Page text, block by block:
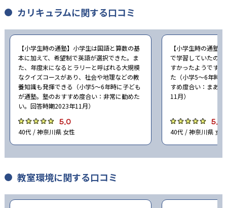
カリキュラムに関する口コミ
【小学生時の通塾】小学生は国語と算数の基
本に加えて、希望制で英語が選択できた。ま
た、年度末になるとラリーと呼ばれる大規模
なクイズコースがあり、社会や地理などの教
養知識も発揮できる（小学5〜6年時に子ども
が通塾。塾のおすすめ度合い：非常に勧めた
い。回答時期2023年11月）
5.0
40代 / 神奈川県 女性
【小学生時の通塾
で学習していたの
すかったようです
た（小学5〜6年時
すめ度合い：まあ
11月）
5.0
40代 / 神奈川県 女性
教室環境に関する口コミ